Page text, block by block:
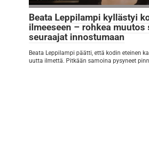
Beata Leppilampi kyllästyi
ilmeeseen – rohkea muutos
seuraajat innostumaan
Beata Leppilampi päätti, että kodin eteinen
uutta ilmettä. Pitkään samoina pysyneet